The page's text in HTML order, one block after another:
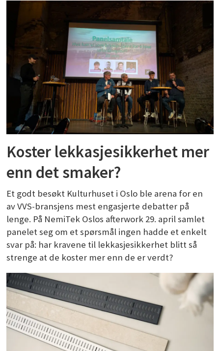
Koster lekkasjesikkerhet mer
enn det smaker?
Et godt besøkt Kulturhuset i Oslo ble arena for en
av VVS-bransjens mest engasjerte debatter på
lenge. På NemiTek Oslos afterwork 29. april samlet
panelet seg om et spørsmål ingen hadde et enkelt
svar på: har kravene til lekkasjesikkerhet blitt så
strenge at de koster mer enn de er verdt?